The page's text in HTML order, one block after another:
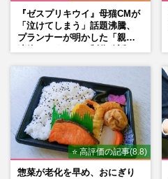
『ゼスプリキウイ』母猫CMが
「泣けてしまう」話題沸騰、
プランナーが明かした「親に
⭐ 高評価の記事(8.8)
惣菜が老化を早め、おにぎり